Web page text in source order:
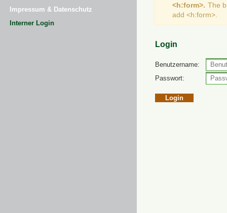
Impressum & Datenschutz
Interner Login
<h:form>. The
add <h:form>.
Login
Benutzername:
Passwort: